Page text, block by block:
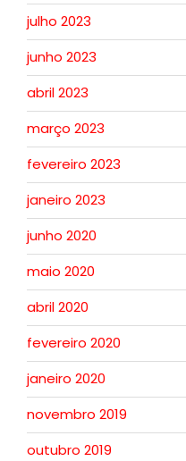
julho 2023
junho 2023
abril 2023
março 2023
fevereiro 2023
janeiro 2023
junho 2020
maio 2020
abril 2020
fevereiro 2020
janeiro 2020
novembro 2019
outubro 2019